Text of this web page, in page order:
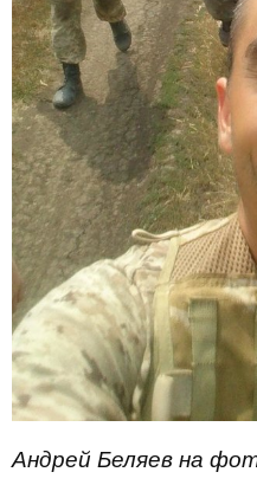
Андрей Беляев на